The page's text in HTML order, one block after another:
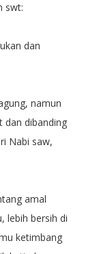
swt:
dan
namun
dan dibanding
Nabi saw,
amal
lebih bersih di
ketimbang